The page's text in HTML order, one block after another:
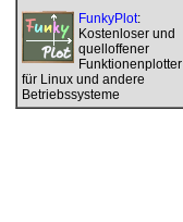
FunkyPlot:
Kostenloser und
quelloffener
Funktionenplotter
für Linux und andere
Betriebssysteme